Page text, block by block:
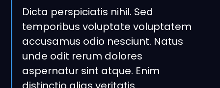
Dicta perspiciatis nihil. Sed
temporibus voluptate voluptatem
accusamus odio nesciunt. Natus
unde odit rerum dolores
aspernatur sint atque. Enim